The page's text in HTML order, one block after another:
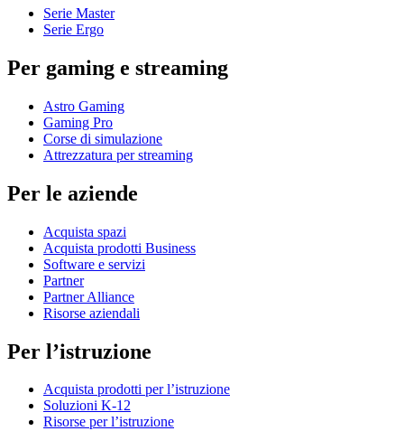
Serie Master
Serie Ergo
Per gaming e streaming
Astro Gaming
Gaming Pro
Corse di simulazione
Attrezzatura per streaming
Per le aziende
Acquista spazi
Acquista prodotti Business
Software e servizi
Partner
Partner Alliance
Risorse aziendali
Per l’istruzione
Acquista prodotti per l’istruzione
Soluzioni K-12
Risorse per l’istruzione